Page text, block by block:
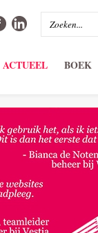
ACTUEEL BOEK